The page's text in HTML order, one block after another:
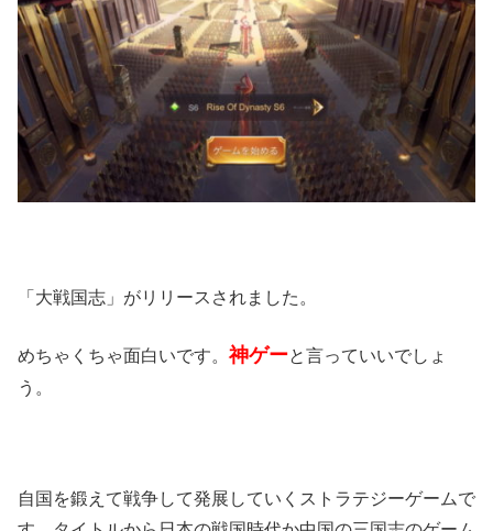
「大戦国志」がリリースされました。
めちゃくちゃ面白いです。 神ゲーと言っていいでしょ
う。
自国を鍛えて戦争して発展していくストラテジーゲームで